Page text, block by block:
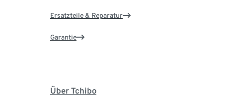
Ersatzteile & Reparatur
Garantie
Über Tchibo